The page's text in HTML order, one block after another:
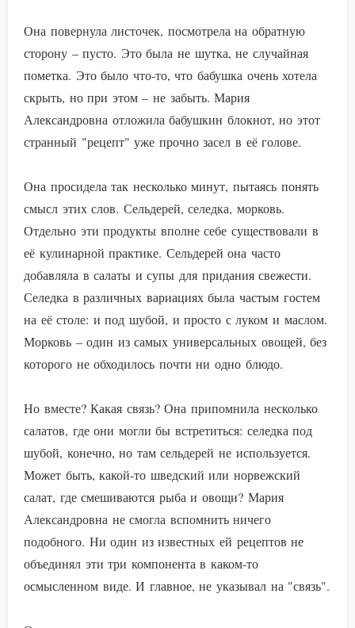
Она повернула листочек, посмотрела на обратную
сторону – пусто. Это была не шутка, не случайная
пометка. Это было что-то, что бабушка очень хотела
скрыть, но при этом – не забыть. Мария
Александровна отложила бабушкин блокнот, но этот
странный "рецепт" уже прочно засел в её голове.
Она просидела так несколько минут, пытаясь понять
смысл этих слов. Сельдерей, селедка, морковь.
Отдельно эти продукты вполне себе существовали в
её кулинарной практике. Сельдерей она часто
добавляла в салаты и супы для придания свежести.
Селедка в различных вариациях была частым гостем
на её столе: и под шубой, и просто с луком и маслом.
Морковь – один из самых универсальных овощей, без
которого не обходилось почти ни одно блюдо.
Но вместе? Какая связь? Она припомнила несколько
салатов, где они могли бы встретиться: селедка под
шубой, конечно, но там сельдерей не используется.
Может быть, какой-то шведский или норвежский
салат, где смешиваются рыба и овощи? Мария
Александровна не смогла вспомнить ничего
подобного. Ни один из известных ей рецептов не
объединял эти три компонента в каком-то
осмысленном виде. И главное, не указывал на "связь".